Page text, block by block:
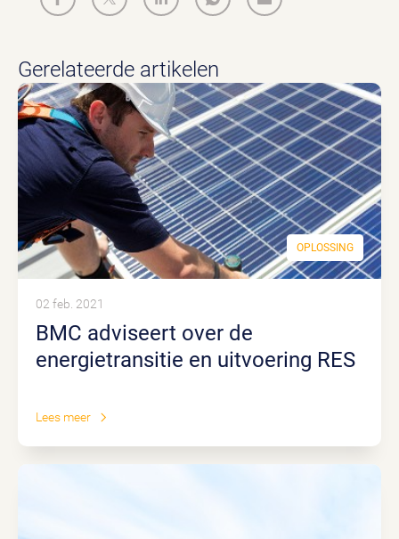
Gerelateerde artikelen
OPLOSSING
BMC adviseert over de
energietransitie en uitvoering RES
02 feb. 2021
Lees meer